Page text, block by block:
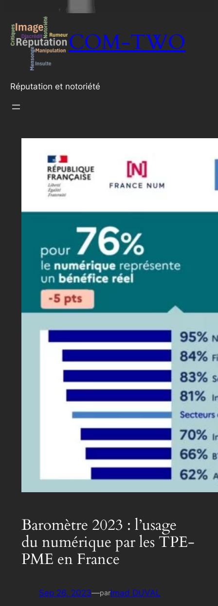
COM-TWO
Réputation et notoriété
Baromètre 2023 : l’usage
du numérique par les TPE-
PME en France
Sep 26, 2023—parImad DUVAL